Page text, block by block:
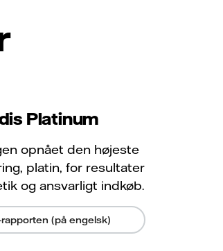
Platinum
opnået den højeste
platin, for resultater
og ansvarligt indkøb.
rapporten (på engelsk)